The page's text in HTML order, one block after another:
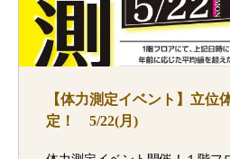
【体力測定イベント】立位
定！ 5/22(月)